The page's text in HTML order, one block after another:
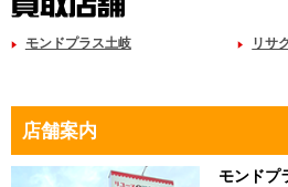
モンドプラス土岐 リサ
店舗案内
モンドプ